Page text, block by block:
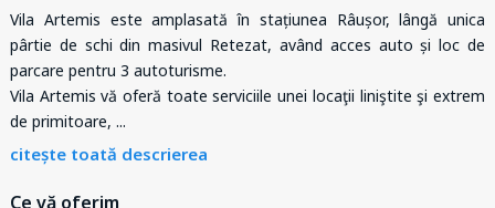
Vila Artemis este amplasată în stațiunea Râușor, lângă unica
pârtie de schi din masivul Retezat, având acces auto și loc de
parcare pentru 3 autoturisme.
Vila Artemis vă oferă toate serviciile unei locaţii liniştite şi extrem
de primitoare, ...
citește toată descrierea
Ce vă oferim